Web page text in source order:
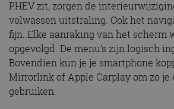
PHEV zit, zorgen de
volwassen uitstraling. Ook het
fijn. Elke aanraking van het scherm
opgevolgd. De menu’s zijn logisch
Bovendien kun je je smartphone
Mirrorlink of Apple Carplay om zo je
gebruiken.